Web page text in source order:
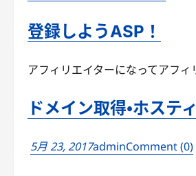
登録しようASP！
アフィリエイターになってアフ
ドメイン取得・ホステ
5月 23, 2017adminComment (0)